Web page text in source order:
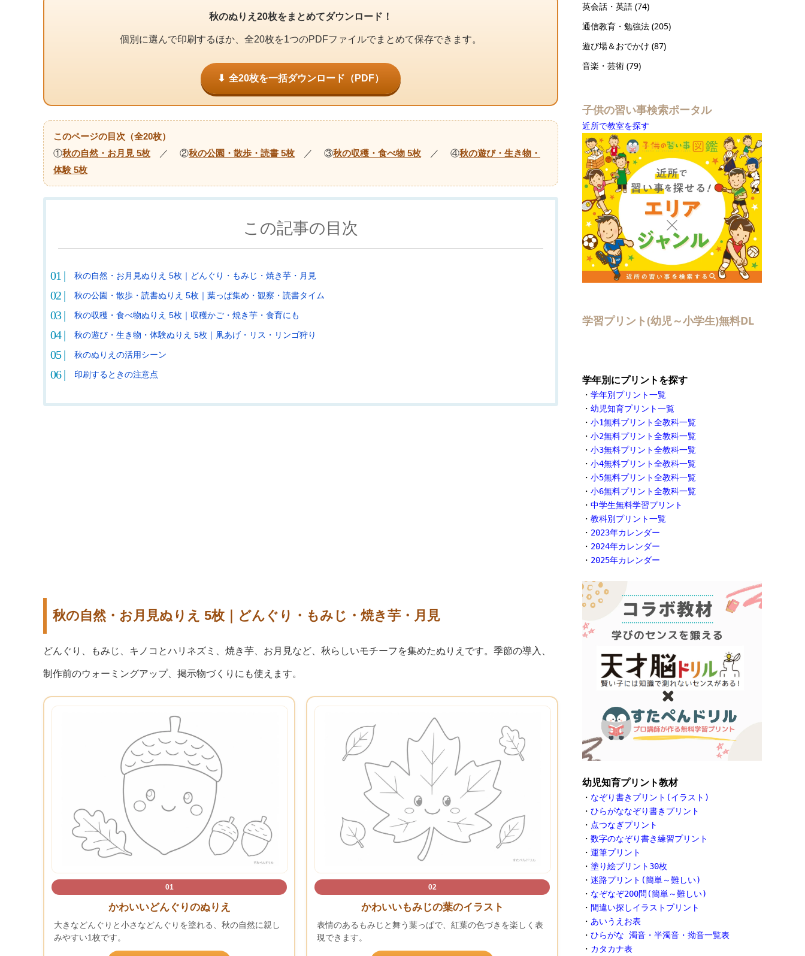
秋のぬりえ20枚をまとめてダウンロード！
個別に選んで印刷するほか、全20枚を1つのPDFファイルでまとめて保存できます。
全20枚を一括ダウンロード（PDF）
このページの目次（全20枚）
①秋の自然・お月見 5枚 ／ ②秋の公園・散歩・読書 5枚 ／ ③秋の収穫・食べ物 5枚 ／ ④秋の遊び・生き物・
体験 5枚
この記事の目次
秋の自然・お月見ぬりえ 5枚｜どんぐり・もみじ・焼き芋・月見
秋の公園・散歩・読書ぬりえ 5枚｜葉っぱ集め・観察・読書タイム
秋の収穫・食べ物ぬりえ 5枚｜収穫かご・焼き芋・食育にも
秋の遊び・生き物・体験ぬりえ 5枚｜凧あげ・リス・リンゴ狩り
秋のぬりえの活用シーン
印刷するときの注意点
秋の自然・お月見ぬりえ 5枚｜どんぐり・もみじ・焼き芋・月見
どんぐり、もみじ、キノコとハリネズミ、焼き芋、お月見など、秋らしいモチーフを集めたぬりえです。季節の導入、
制作前のウォーミングアップ、掲示物づくりにも使えます。
01
かわいいどんぐりのぬりえ
大きなどんぐりと小さなどんぐりを塗れる、秋の自然に親し
みやすい1枚です。
02
かわいいもみじの葉のイラスト
表情のあるもみじと舞う葉っぱで、紅葉の色づきを楽しく表
現できます。
英会話・英語 (74)
通信教育・勉強法 (205)
遊び場＆おでかけ (87)
音楽・芸術 (79)
子供の習い事検索ポータル
近所で教室を探す
学習プリント(幼児～小学生)無料DL
学年別にプリントを探す
・ 学年別プリント一覧
・ 幼児知育プリント一覧
・ 小1無料プリント全教科一覧
・ 小2無料プリント全教科一覧
・ 小3無料プリント全教科一覧
・ 小4無料プリント全教科一覧
・ 小5無料プリント全教科一覧
・ 小6無料プリント全教科一覧
・ 中学生無料学習プリント
・ 教科別プリント一覧
・ 2023年カレンダー
・ 2024年カレンダー
・ 2025年カレンダー
幼児知育プリント教材
・ なぞり書きプリント(イラスト)
・ ひらがななぞり書きプリント
・ 点つなぎプリント
・ 数字のなぞり書き練習プリント
・ 運筆プリント
・ 塗り絵プリント30枚
・ 迷路プリント(簡単～難しい)
・ なぞなぞ200問(簡単～難しい)
・ 間違い探しイラストプリント
・ あいうえお表
・ ひらがな 濁音・半濁音・拗音一覧表
・ カタカナ表